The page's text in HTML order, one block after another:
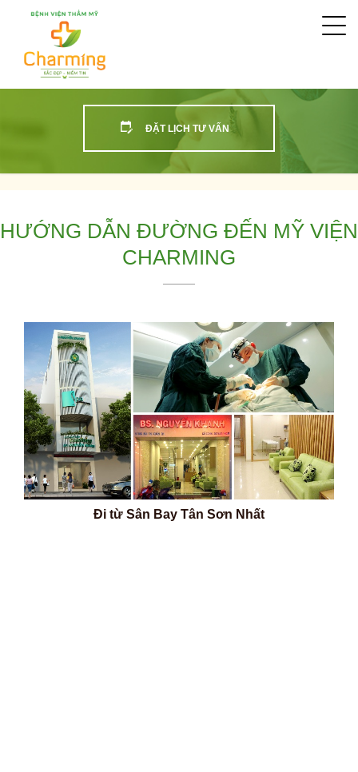
ĐẶT LỊCH TƯ VẤN
HƯỚNG DẪN ĐƯỜNG ĐẾN MỸ VIỆN
CHARMING
Đi từ Sân Bay Tân Sơn Nhất